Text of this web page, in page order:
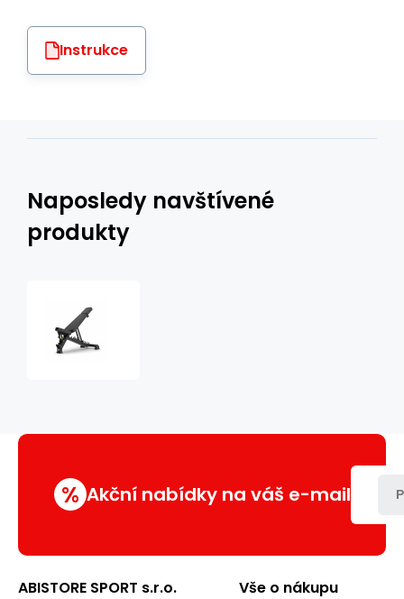
Instrukce
Naposledy navštívené
produkty
% Akční nabídky na váš e-mail
ABISTORE SPORT s.r.o. Vše o nákupu